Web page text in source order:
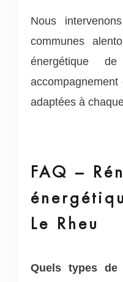
Nous
communes
énergétique
adaptées à
FAQ –
Le Rheu
Quels types de